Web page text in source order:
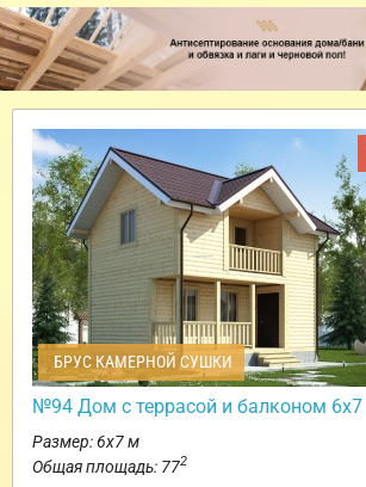
БРУС КАМЕРНОЙ СУШКИ
№94 Дом с террасой и балконом 6х7
Размер: 6х7 м
Общая площадь: 772